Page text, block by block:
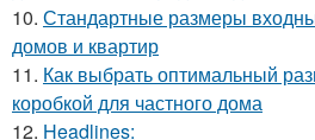
10. Стандартные размеры
домов и квартир
11. Как выбрать оптимальный
коробкой для частного дома
12. Headlines: